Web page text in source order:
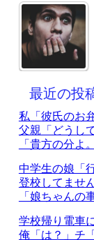
最近の投
私「彼氏のお
父親「どうし
「貴方の分
中学生の娘「
登校してませ
「娘ちゃんの
学校帰り電車
俺「は？」チ